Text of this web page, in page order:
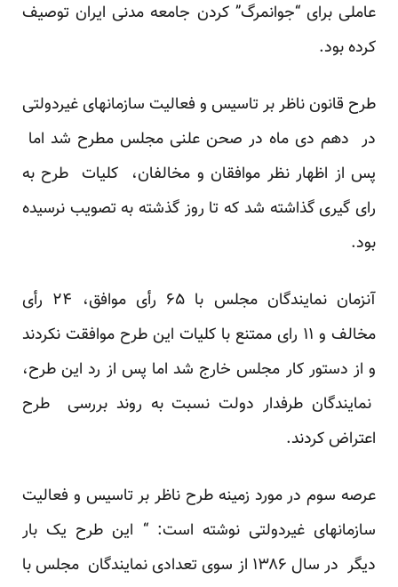
عاملی برای “جوانمرگ” کردن جامعه مدنی ایران توصیف
کرده بود.
طرح قانون ناظر بر تاسیس و فعالیت سازمانهای غیردولتی
در دهم دی ماه در صحن علنی مجلس مطرح شد اما
پس از اظهار نظر موافقان و مخالفان، کلیات طرح به
رای گیری گذاشته شد که تا روز گذشته به تصویب نرسیده
بود.
آنزمان نمایندگان مجلس با ۶۵ رأی موافق، ۲۴ رأی
مخالف و ۱۱ رای ممتنع با کلیات این طرح موافقت نکردند
و از دستور کار مجلس خارج شد اما پس از رد این طرح،
نمایندگان طرفدار دولت نسبت به روند بررسی طرح
اعتراض کردند.
عرصه سوم در مورد زمینه طرح ناظر بر تاسیس و فعالیت
سازمانهای غیردولتی نوشته است: “ این طرح یک بار
دیگر در سال ۱۳۸۶ از سوی تعدادی نمایندگان مجلس با